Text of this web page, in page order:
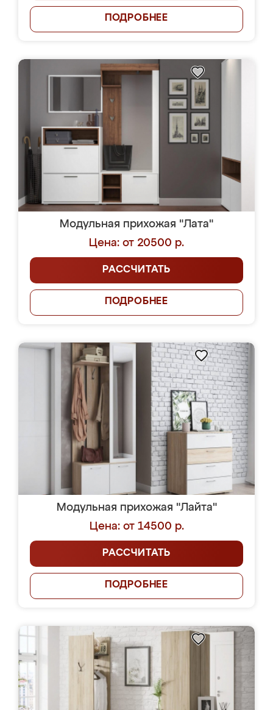
ПОДРОБНЕЕ
Модульная прихожая "Лата"
Цена: от 20500 р.
РАССЧИТАТЬ
ПОДРОБНЕЕ
Модульная прихожая "Лайта"
Цена: от 14500 р.
РАССЧИТАТЬ
ПОДРОБНЕЕ